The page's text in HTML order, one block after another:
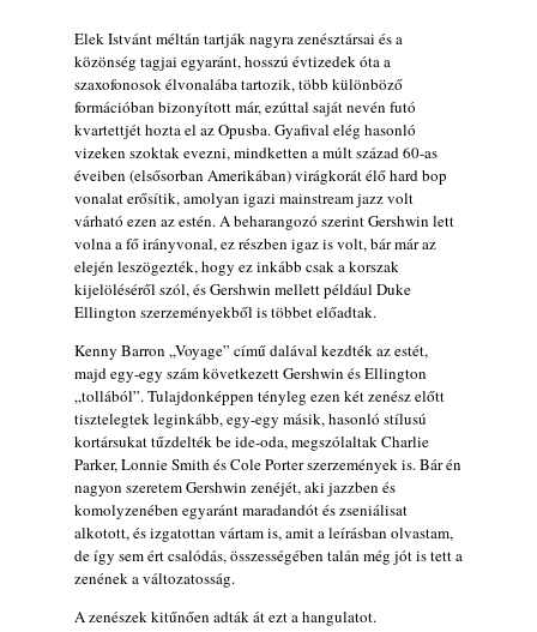
„Electric Outlet”
2026. augusztus 06.
X. BOHÉM JAZZFŐVÁROS fesztivál,
Kecskemét, 2026. augusztus 6-9.: 4 nap, 4
színpad, 10 ország zenészei, 40 óra zene és
tánc!
2026. augusztus 05.
Magyar Jazz ABC – 541. rész: Juhász
Márton
2026. augusztus 05.
„Out like a Light”
2026. augusztus 05.
Jazz-rock albumok 1982-ből - John Scofield
„Shinola”
2026. augusztus 04.
Kikkel beszéltem 2.0 – 5. rész: D
2026. augusztus 04.
Lemezek a hatvanas-hetvenes évekből - 84.
rész: Irving Ashby – Memoirs
2026. augusztus 04.
Elek Istvánt méltán tartják nagyra zenésztársai és a
közönség tagjai egyaránt, hosszú évtizedek óta a
szaxofonosok élvonalába tartozik, több különböző
formációban bizonyított már, ezúttal saját nevén futó
kvartettjét hozta el az Opusba. Gyafival elég hasonló
vizeken szoktak evezni, mindketten a múlt század 60-as
éveiben (elsősorban Amerikában) virágkorát élő hard bop
vonalat erősítik, amolyan igazi mainstream jazz volt
várható ezen az estén. A beharangozó szerint Gershwin lett
volna a fő irányvonal, ez részben igaz is volt, bár már az
elején leszögezték, hogy ez inkább csak a korszak
kijelöléséről szól, és Gershwin mellett például Duke
Ellington szerzeményekből is többet előadtak.
Kenny Barron „Voyage” című dalával kezdték az estét,
majd egy-egy szám következett Gershwin és Ellington
„tollából”. Tulajdonképpen tényleg ezen két zenész előtt
tisztelegtek leginkább, egy-egy másik, hasonló stílusú
kortársukat tűzdelték be ide-oda, megszólaltak Charlie
Parker, Lonnie Smith és Cole Porter szerzemények is. Bár én
nagyon szeretem Gershwin zenéjét, aki jazzben és
komolyzenében egyaránt maradandót és zseniálisat
alkotott, és izgatottan vártam is, amit a leírásban olvastam,
de így sem ért csalódás, összességében talán még jót is tett a
zenének a változatosság.
A zenészek kitűnően adták át ezt a hangulatot.